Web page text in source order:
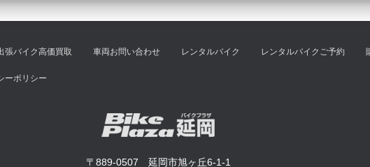
張バイク高価買取 車両お問い合わせ レンタルバイク レンタルバイクご予約
ーポリシー
〒889-0507 延岡市旭ヶ丘6-1-1